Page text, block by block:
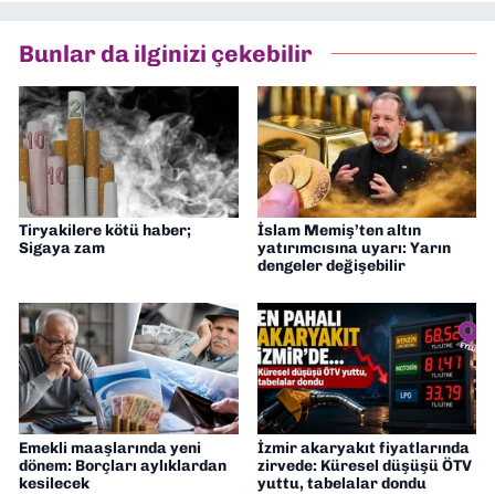
Müdürü” olarak görev almaktayım. Hak
odaklı haberciliğe dair çalışmalar
yapıyorum
Bunlar da ilginizi çekebilir
Tiryakilere kötü haber;
Sigaya zam
İslam Memiş’ten altın
yatırımcısına uyarı: Yarın
dengeler değişebilir
Emekli maaşlarında yeni
dönem: Borçları aylıklardan
kesilecek
İzmir akaryakıt fiyatlarında
zirvede: Küresel düşüşü ÖTV
yuttu, tabelalar dondu